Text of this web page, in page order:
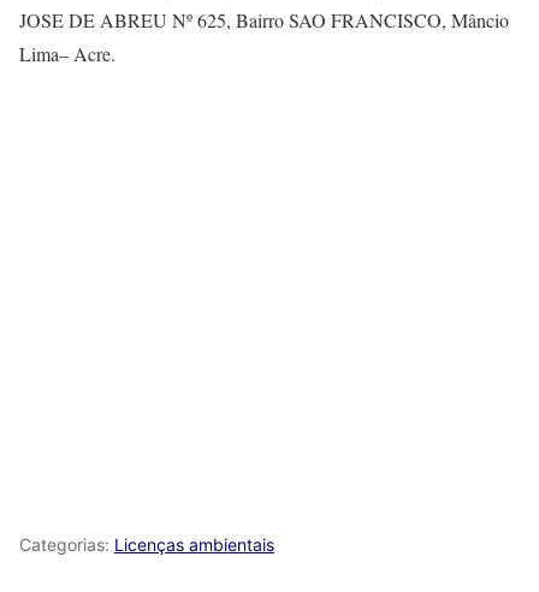
JOSE DE ABREU Nº 625, Bairro SAO FRANCISCO, Mâncio
Lima– Acre.
Categorias: Licenças ambientais